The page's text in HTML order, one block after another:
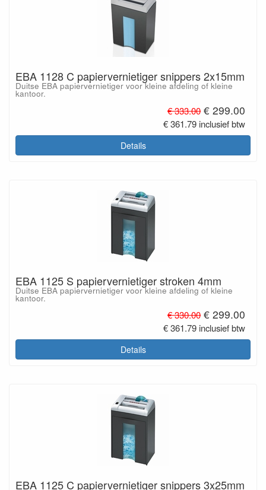
EBA 1128 C papiervernietiger snippers 2x15mm
Duitse EBA papiervernietiger voor kleine afdeling of kleine
kantoor.
€ 333.00 € 299.00
€ 361.79 inclusief btw
Details
EBA 1125 S papiervernietiger stroken 4mm
Duitse EBA papiervernietiger voor kleine afdeling of kleine
kantoor.
€ 330.00 € 299.00
€ 361.79 inclusief btw
Details
EBA 1125 C papiervernietiger snippers 3x25mm